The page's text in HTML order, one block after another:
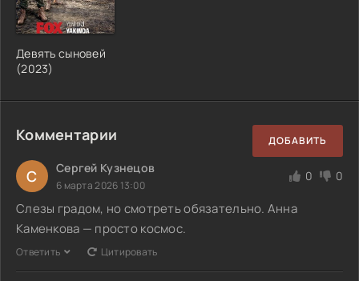
Девять сыновей
(2023)
Комментарии ДОБАВИТЬ
С Сергей Кузнецов
6 марта 2026 13:00
0 0
Слезы градом, но смотреть обязательно. Анна
Каменкова — просто космос.
Ответить Цитировать